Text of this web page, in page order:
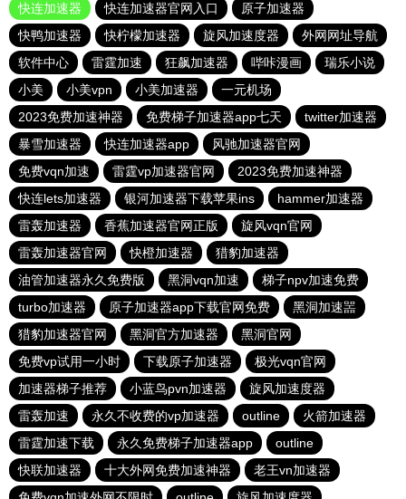
快连加速器
快连加速器官网入口
原子加速器
快鸭加速器
快柠檬加速器 旋风加速度器
外网网址导航
软件中心
雷霆加速 狂飙加速器 哔咔漫画
瑞乐小说
小美
小美vpn 小美加速器
一元机场
2023免费加速神器
免费梯子加速器app七天
twitter加速器
暴雪加速器
快连加速器app
风驰加速器官网
免费vqn加速
雷霆vp加速器官网
2023免费加速神器
快连lets加速器
银河加速器下载苹果ins
hammer加速器
雷轰加速器
香蕉加速器官网正版
旋风vqn官网
雷轰加速器官网
快橙加速器
猎豹加速器
油管加速器永久免费版
黑洞vqn加速
梯子npv加速免费
turbo加速器
原子加速器app下载官网免费
黑洞加速噐
猎豹加速器官网
黑洞官方加速器
黑洞官网
免费vp试用一小时
下载原子加速器
极光vqn官网
加速器梯子推荐
小蓝鸟pvn加速器
旋风加速度器
雷轰加速
永久不收费的vp加速器 outline
火箭加速器
雷霆加速下载
永久免费梯子加速器app
outline
快联加速器
十大外网免费加速神器
老王vn加速器